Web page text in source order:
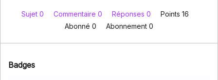
Sujet 0 Commentaire 0 Réponses 0
Points 16
Abonné 0 Abonnement 0
Badges